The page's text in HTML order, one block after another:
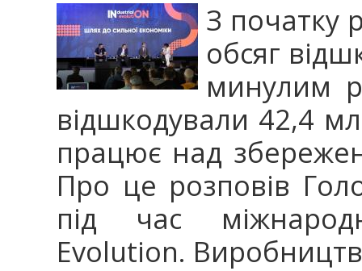
З початку
обсяг
минулим
відшкодували 42,4
працює над
Про це розповів
під час
Evolution.